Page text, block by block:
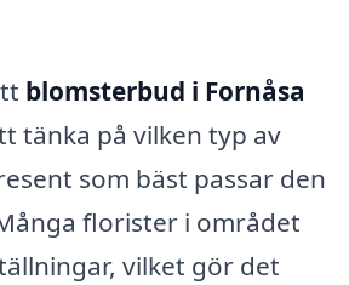
blomsterbud i Fornåsa
tänka på vilken typ av
som bäst passar den
florister i området
vilket gör det